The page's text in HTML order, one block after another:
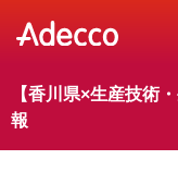
【香川県×生産技術
報